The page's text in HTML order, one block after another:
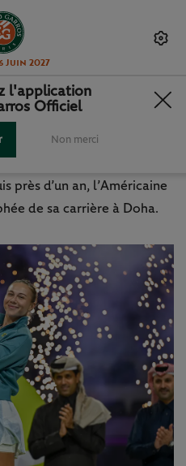
Juin 2027
GAGNANT
près d’un an, l’Américaine
de sa carrière à Doha.
l'application
Officiel
Non merci